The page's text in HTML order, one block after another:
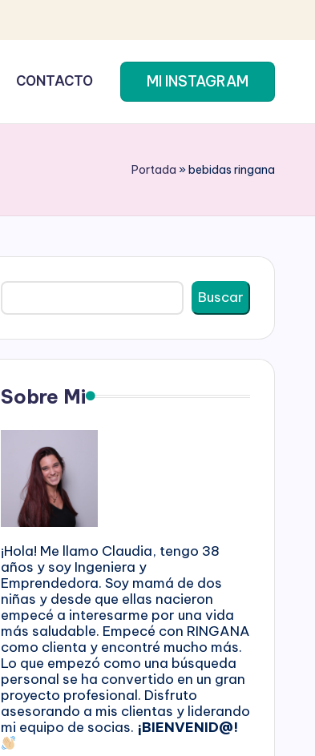
CONTACTO MI INSTAGRAM
Portada »bebidas ringana
Buscar
Buscar
Sobre Mi
¡Hola! Me llamo Claudia, tengo 38
años y soy Ingeniera y
Emprendedora. Soy mamá de dos
niñas y desde que ellas nacieron
empecé a interesarme por una vida
más saludable. Empecé con RINGANA
como clienta y encontré mucho más.
Lo que empezó como una búsqueda
personal se ha convertido en un gran
proyecto profesional. Disfruto
asesorando a mis clientas y liderando
mi equipo de socias. ¡BIENVENID@!